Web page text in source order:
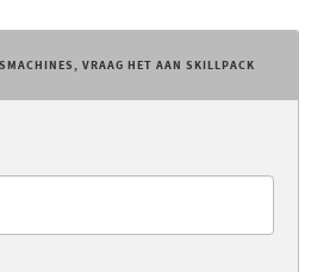
VRAAG HET AAN SKILLPACK